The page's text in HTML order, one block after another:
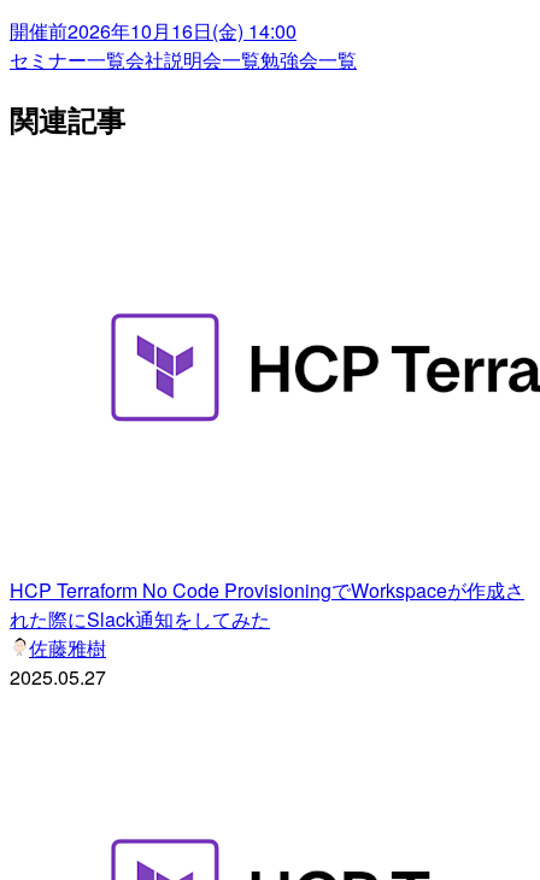
開催前2026年10月16日(金) 14:00
セミナー一覧会社説明会一覧勉強会一覧
関連記事
HCP Terraform No Code ProvisioningでWorkspaceが作成さ
れた際にSlack通知をしてみた
佐藤雅樹
2025.05.27